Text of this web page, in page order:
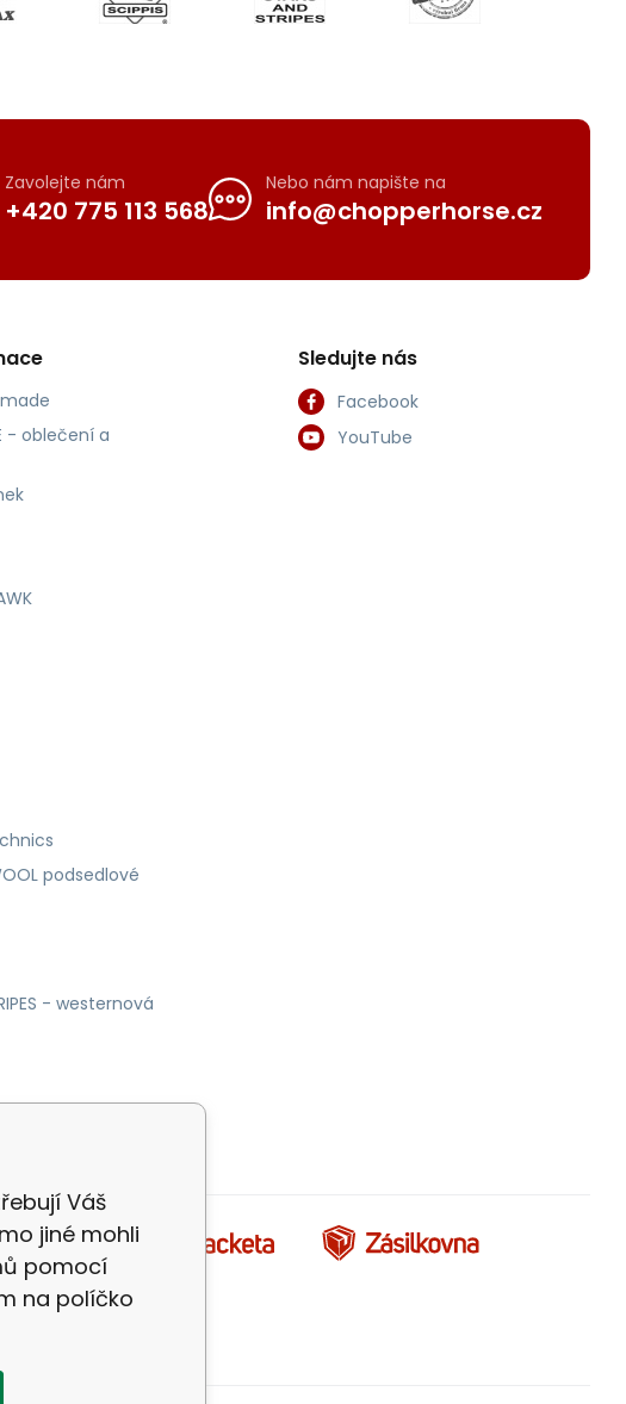
Zavolejte nám
+420 775 113 568
Nebo nám napište na
info@chopperhorse.cz
- oblečení a
podsedlové
- westernová
Sledujte nás
Facebook
YouTube
Váš
jiné mohli
pomocí
na políčko